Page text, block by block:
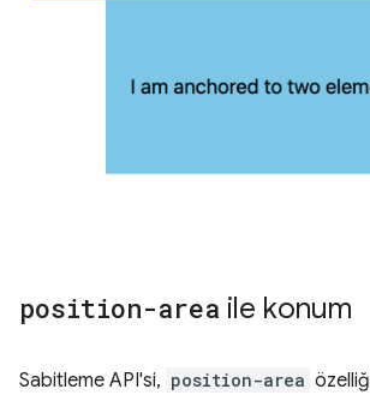
position-area ile konum
Sabitleme API'si, position-area